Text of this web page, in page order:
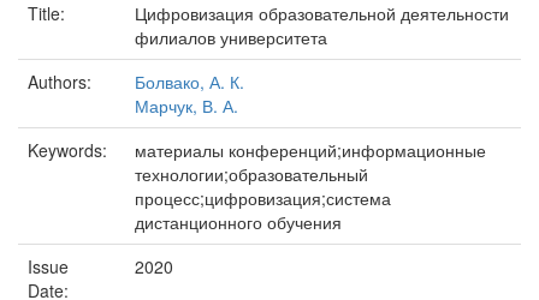
Title:
Цифровизация образовательной деятельности
филиалов университета
Authors:
Болвако, А. К.
Марчук, В. А.
Keywords:
материалы конференций;информационные
технологии;образовательный
процесс;цифровизация;система
дистанционного обучения
Issue
Date:
2020